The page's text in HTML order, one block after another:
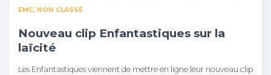
EMC NON CLASSÉ
Nouveau clip Enfantastiques sur la
laïcité
Les Enfantastiques viennent de mettre en ligne leur nouveau clip